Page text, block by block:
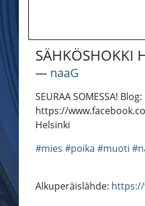
SÄHKÖSHOKKI
― naaG
SEURAA SOMESSA!
https://
Helsinki
#mies #poika #muoti
Alkuperäislähde: https://